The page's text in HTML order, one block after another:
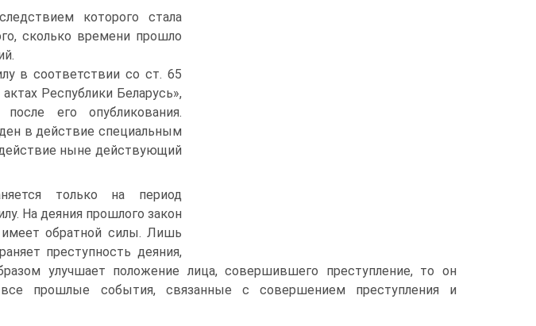
которого стала
сколько времени прошло
в соответствии со ст. 65
Республики Беларусь»,
его опубликования.
в действие специальным
ныне действующий
только на период
На деяния прошлого закон
имеет обратной силы. Лишь
преступность деяния,
улучшает положение лица, совершившего преступление, то он
прошлые события, связанные с совершением преступления и